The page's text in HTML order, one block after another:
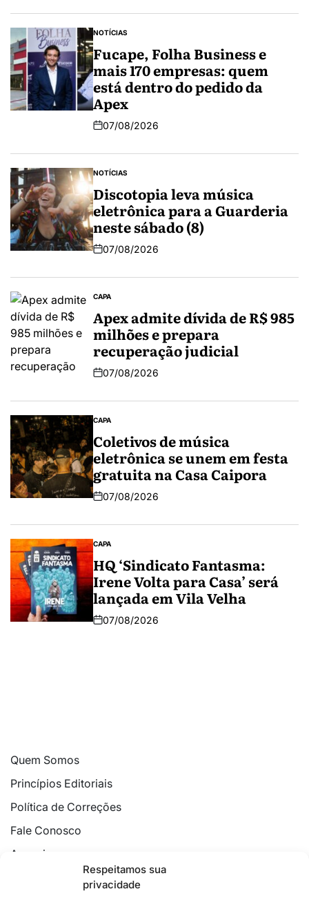
Respeitamos sua
privacidade
NOTÍCIAS
Fucape, Folha Business e
mais 170 empresas: quem
está dentro do pedido da
Apex
07/08/2026
NOTÍCIAS
Discotopia leva música
eletrônica para a Guarderia
neste sábado (8)
07/08/2026
CAPA
Apex admite dívida de R$ 985
milhões e prepara
recuperação judicial
07/08/2026
CAPA
Coletivos de música
eletrônica se unem em festa
gratuita na Casa Caipora
07/08/2026
CAPA
HQ ‘Sindicato Fantasma:
Irene Volta para Casa’ será
lançada em Vila Velha
07/08/2026
Quem Somos
Princípios Editoriais
Política de Correções
Fale Conosco
Anuncie
Política de Cookies